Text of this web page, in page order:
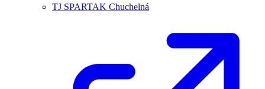
TJ SPARTAK Chuchelná